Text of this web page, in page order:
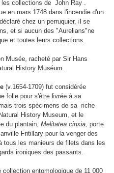
collections de John Ray .
en mars 1748 dans l'incendie d'un
chez un perruquier, il se
et si aucun des "Aurelians"ne
et toutes leurs collections.
Musée, racheté par Sir Hans
History Muséum.
(v.1654-1709) fut considérée
folle pour s'être livrée à sa
trois spécimens de sa riche
History Museum, et le
du plantain, Melitatea cinxia, porte
Fritillary pour la venger des
tous les manieurs de filets dans les
ironiques des passants.
collection entomologique de 11 000